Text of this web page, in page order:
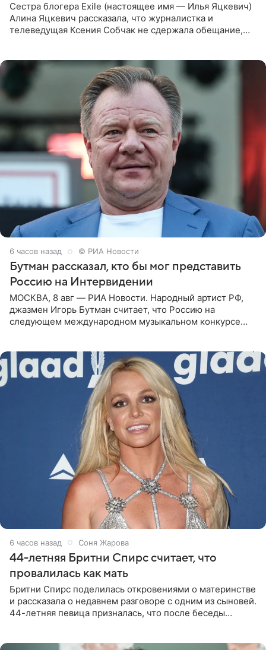
Сестра блогера Exile (настоящее имя — Илья Яцкевич)
Алина Яцкевич рассказала, что журналистка и
телеведущая Ксения Собчак не сдержала обещание,
6 часов назад © РИА Новости
Бутман рассказал, кто бы мог представить
Россию на Интервидении
МОСКВА, 8 авг — РИА Новости. Народный артист РФ,
джазмен Игорь Бутман считает, что Россию на
следующем международном музыкальном конкурсе
6 часов назад Соня Жарова
44-летняя Бритни Спирс считает, что
провалилась как мать
Бритни Спирс поделилась откровениями о материнстве
и рассказала о недавнем разговоре с одним из сыновей.
44-летняя певица призналась, что после беседы